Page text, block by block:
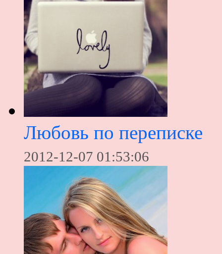
Любовь по переписке
2012-12-07 01:53:06